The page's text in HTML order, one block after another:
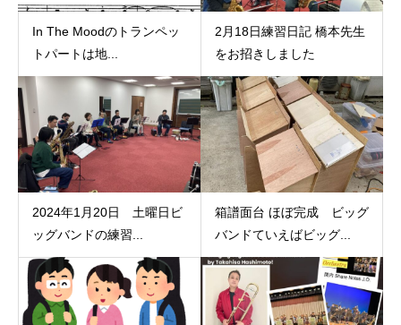
In The Moodのトランペッ
トパートは地...
2月18日練習日記 橋本先生
をお招きしました
2024年1月20日 土曜日ビ
ッグバンドの練習...
箱譜面台 ほぼ完成 ビッグ
バンドていえばビッグ...